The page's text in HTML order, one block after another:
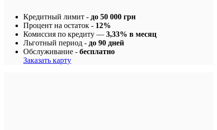
Кредитный лимит - до 50 000 грн
Процент на остаток - 12%
Комиссия по кредиту — 3,33% в месяц
Льготный период - до 90 дней
Обслуживание - бесплатно
Заказать карту